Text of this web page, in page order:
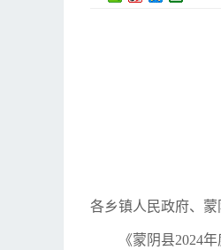
各乡镇人民政府、蒙
《蒙阴县2024